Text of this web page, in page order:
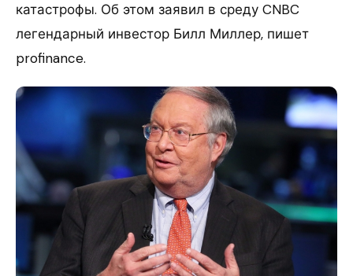
катастрофы. Об этом заявил в среду CNBC
легендарный инвестор Билл Миллер, пишет
profinance.